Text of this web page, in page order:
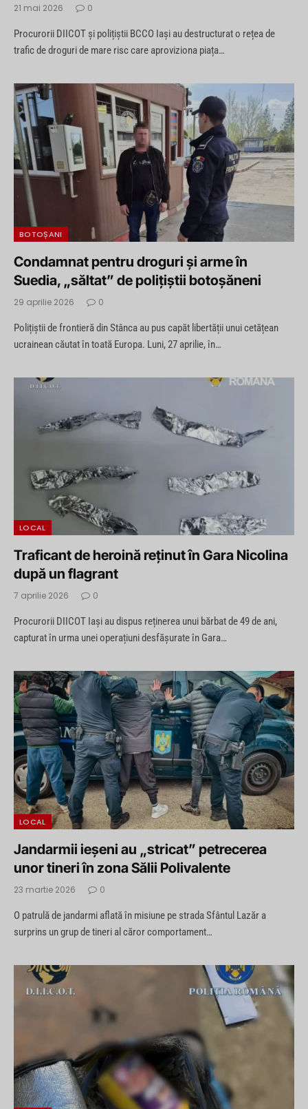
21 mai 2026 0
Procurorii DIICOT și polițiștii BCCO Iași au destructurat o rețea de
trafic de droguri de mare risc care aproviziona piața…
BOTOȘANI
Condamnat pentru droguri și arme în
Suedia, „săltat” de polițiștii botoșăneni
29 aprilie 2026 0
Polițiștii de frontieră din Stânca au pus capăt libertății unui cetățean
ucrainean căutat în toată Europa. Luni, 27 aprilie, în…
LOCAL
Traficant de heroină reținut în Gara Nicolina
după un flagrant
7 aprilie 2026 0
Procurorii DIICOT Iași au dispus reținerea unui bărbat de 49 de ani,
capturat în urma unei operațiuni desfășurate în Gara…
LOCAL
Jandarmii ieșeni au „stricat” petrecerea
unor tineri în zona Sălii Polivalente
23 martie 2026 0
O patrulă de jandarmi aflată în misiune pe strada Sfântul Lazăr a
surprins un grup de tineri al căror comportament…